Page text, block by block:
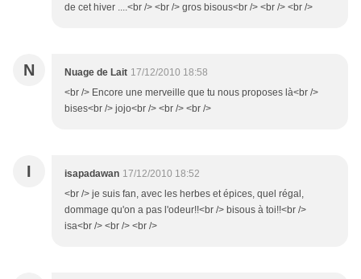
de cet hiver ....<br /> <br /> gros bisous<br /> <br /> <br />
N Nuage de Lait 17/12/2010 18:58
<br /> Encore une merveille que tu nous proposes là<br />
bises<br /> jojo<br /> <br /> <br />
I isapadawan 17/12/2010 18:52
<br /> je suis fan, avec les herbes et épices, quel régal,
dommage qu'on a pas l'odeur!!<br /> bisous à toi!!<br />
isa<br /> <br /> <br />